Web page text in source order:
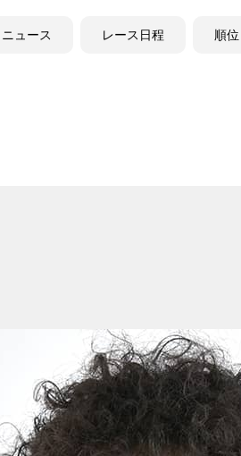
ニュース レース日程 順位